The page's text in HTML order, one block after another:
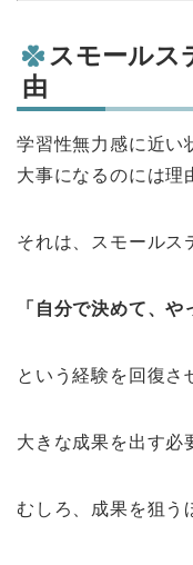
スモールス
由
学習性無力感に近い
大事になるのには理
それは、スモールス
「自分で決めて、や
という経験を回復さ
大きな成果を出す必
むしろ、成果を狙う